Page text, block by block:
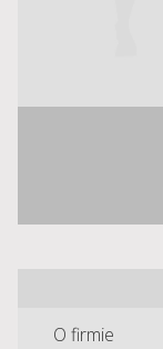
O firmie